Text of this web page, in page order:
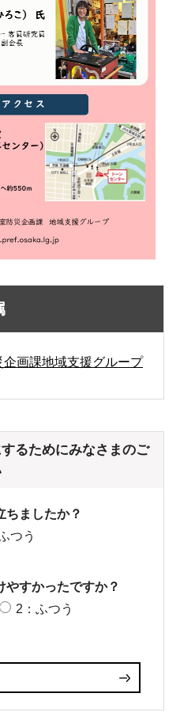
画課地域支援グループ
るためにみなさまのご
ちましたか？
つう
やすかったですか？
2：ふつう